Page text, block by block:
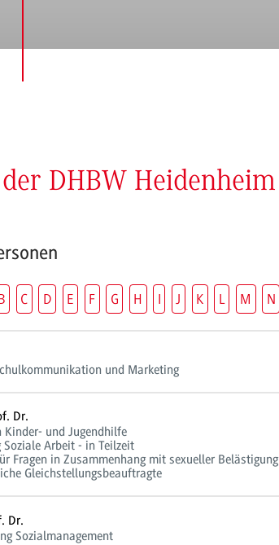
DHBW Heidenheim
C D E F G H I J K L M N
und Marketing
Dr.
und Jugendhilfe
Arbeit - in Teilzeit
Fragen in Zusammenhang mit sexueller Belästigung
Gleichstellungsbeauftragte
Dr.
Sozialmanagement